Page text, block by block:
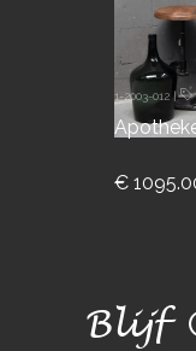
1-2003-012 |
€
Blijf